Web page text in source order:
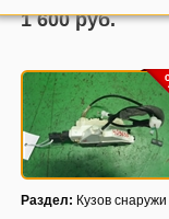
1 600 руб.
Раздел: Кузов снаружи